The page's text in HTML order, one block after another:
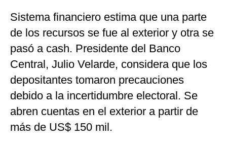
Sistema financiero estima que una parte
de los recursos se fue al exterior y otra se
pasó a cash. Presidente del Banco
Central, Julio Velarde, considera que los
depositantes tomaron precauciones
debido a la incertidumbre electoral. Se
abren cuentas en el exterior a partir de
más de US$ 150 mil.